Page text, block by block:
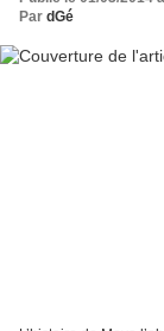
Par dGé